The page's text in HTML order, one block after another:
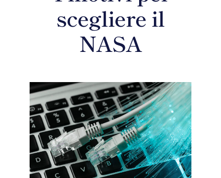
scegliere il
NASA